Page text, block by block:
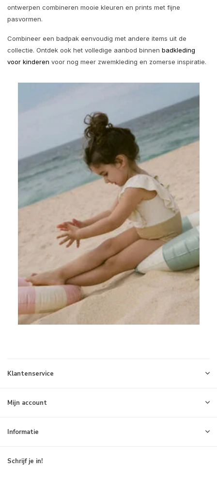
ontwerpen combineren mooie kleuren en prints met fijne
pasvormen.
Combineer een badpak eenvoudig met andere items uit de
collectie. Ontdek ook het volledige aanbod binnen badkleding
voor kinderen voor nog meer zwemkleding en zomerse inspiratie.
Klantenservice
Mijn account
Informatie
Schrijf je in!